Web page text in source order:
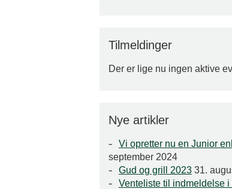
Tilmeldinger
Der er lige nu ingen aktive
Nye artikler
Vi opretter nu en Junior
september 2024
Gud og grill 2023 31.
Venteliste til indmeldelse i